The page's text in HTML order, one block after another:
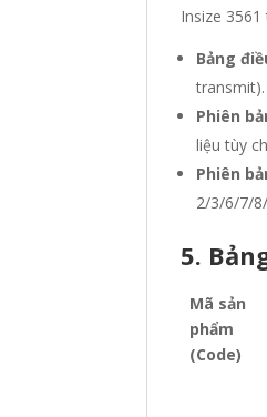
Insize
Bảng
transmit).
Phiên
liệu tùy
Phiên
2/3/6/7/
5.
Mã sản
phẩm
(Code)